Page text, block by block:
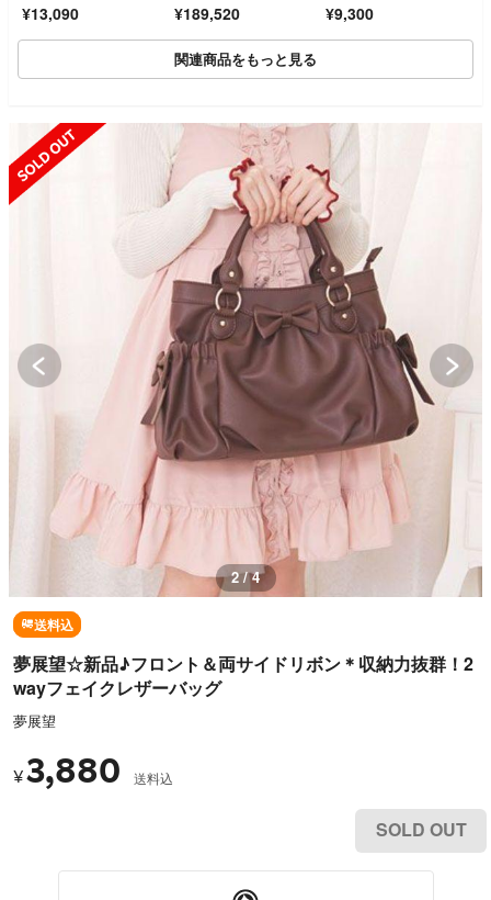
グ 26SS ブラック ホ
ワイト レディース ミ
¥13,090 金具【中古】レディー
ス
¥189,520 ¥9,300
関連商品をもっと見る
SOLD OUT
2 / 4
送料込
夢展望☆新品♪フロント＆両サイドリボン＊収納力抜群！2
wayフェイクレザーバッグ
夢展望
¥3,880 送料込
SOLD OUT